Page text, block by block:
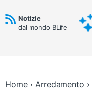
Notizie
dal mondo BLife
Home› Arredamento ›